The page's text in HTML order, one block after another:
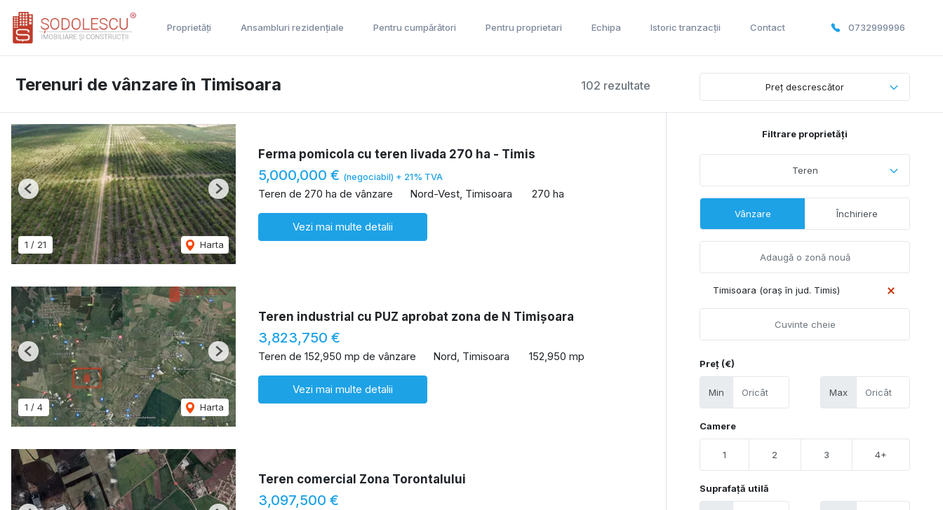
Proprietăți Ansambluri rezidențiale Pentru cumpărători Pentru proprietari Echipa Istoric tranzacții Contact 0732999996
102 rezultate
Terenuri de vânzare în Timisoara Preț descrescător
1 / 21 Harta
Previous Next
Ferma pomicola cu teren livada 270 ha - Timis
5,000,000 € (negociabil) + 21% TVA
Teren de 270 ha de vânzare Nord-Vest, Timisoara 270 ha
Vezi mai multe detalii
1 / 4 Harta
Previous Next
Teren industrial cu PUZ aprobat zona de N Timișoara
3,823,750 €
Teren de 152,950 mp de vânzare Nord, Timisoara 152,950 mp
Vezi mai multe detalii
Teren comercial Zona Torontalului
3,097,500 €
Filtrare proprietăți
Teren
Vânzare Închiriere
Timisoara (oraș în jud. Timis)
Preț (€)
Min Max
Camere
1 2 3 4+
Suprafață utilă